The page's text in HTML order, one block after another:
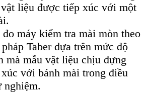
liệu được tiếp xúc với một
máy kiểm tra mài mòn theo
Taber dựa trên mức độ
mà mẫu vật liệu chịu đựng
với bánh mài trong điều
nghiệm.